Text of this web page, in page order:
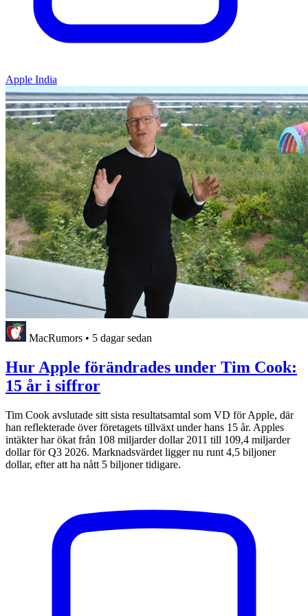
Apple India
MacRumors • 5 dagar sedan
Hur Apple förändrades under Tim Cook:
15 år i siffror
Tim Cook avslutade sitt sista resultatsamtal som VD för Apple, där
han reflekterade över företagets tillväxt under hans 15 år. Apples
intäkter har ökat från 108 miljarder dollar 2011 till 109,4 miljarder
dollar för Q3 2026. Marknadsvärdet ligger nu runt 4,5 biljoner
dollar, efter att ha nått 5 biljoner tidigare.